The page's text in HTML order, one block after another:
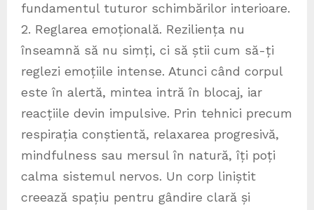
fundamentul tuturor schimbărilor interioare.
2. Reglarea emoțională. Reziliența nu
înseamnă să nu simți, ci să știi cum să-ți
reglezi emoțiile intense. Atunci când corpul
este în alertă, mintea intră în blocaj, iar
reacțiile devin impulsive. Prin tehnici precum
respirația conștientă, relaxarea progresivă,
mindfulness sau mersul în natură, îți poți
calma sistemul nervos. Un corp liniștit
creează spațiu pentru gândire clară și